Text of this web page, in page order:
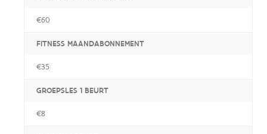
€60
FITNESS MAANDABONNEMENT
€35
GROEPSLES 1 BEURT
€8